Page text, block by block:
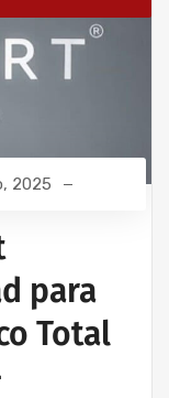
2025
para
Total